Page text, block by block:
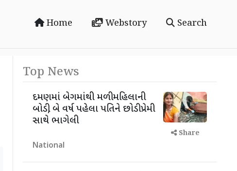
Home Webstory Search
Top News
દમણમાં બેગમાંથી મળી મહિલાની
બોડી, બે વર્ષ પહેલા પતિને છોડી પ્રેમી
સાથે ભાગેલી
National
Share